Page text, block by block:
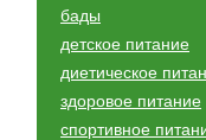
бады
детское питание
диетическое
здоровое питание
спортивное